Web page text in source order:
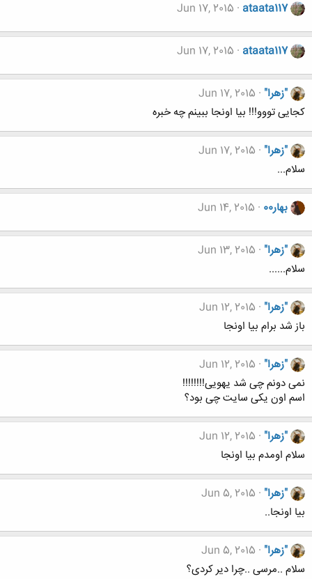
ataata117
Jun 17, 2015
ataata117
Jun 17, 2015
"زهرا" Jun 17, 2015
کجایی تووو!!! بیا اونجا ببینم چه خبره
"زهرا" Jun 17, 2015
سلام...
بهار00 Jun 14, 2015
"زهرا" Jun 13, 2015
سلام......
"زهرا" Jun 12, 2015
باز شد برام بیا اونجا
"زهرا" Jun 12, 2015
نمی دونم چی شد یهویی!!!!!!!!
اسم اون یکی سایت چی بود؟
"زهرا" Jun 12, 2015
سلام اومدم بیا اونجا
"زهرا" Jun 5, 2015
بیا اونجا..
"زهرا" Jun 5, 2015
سلام ..مرسی ..چرا دیر کردی؟